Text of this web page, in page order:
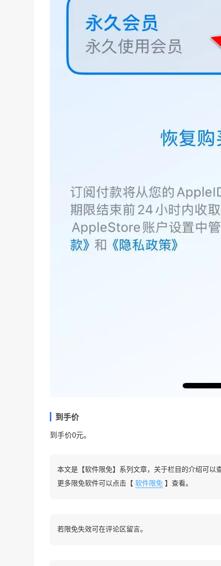
到手价
到手价0元。
本文是【软件限免】系列文章，关于栏目的介绍可以
更多限免软件可以点击【 软件限免 】查看。
若限免失效可在评论区留言。